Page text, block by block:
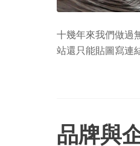
十幾年來我們做過
站還只能貼圖寫連
品牌與